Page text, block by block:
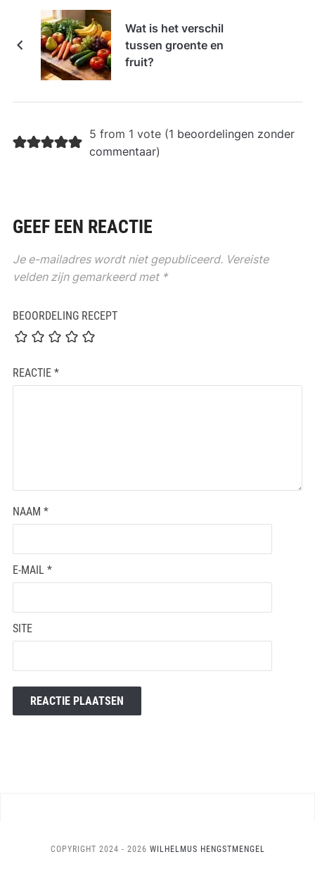
Wat is het verschil
tussen groente en
fruit?
5 from 1 vote (1 beoordelingen zonder
commentaar)
GEEF EEN REACTIE
Je e-mailadres wordt niet gepubliceerd. Vereiste
velden zijn gemarkeerd met *
BEOORDELING RECEPT
REACTIE *
NAAM *
E-MAIL *
SITE
COPYRIGHT 2024 - 2026 WILHELMUS HENGSTMENGEL